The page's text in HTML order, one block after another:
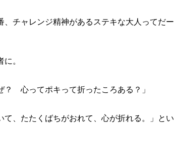
チャレンジ精神があるステキな大人ってだー
。
？ 心ってポキって折ったころある？」
、たたくばちがおれて、心が折れる。」とい